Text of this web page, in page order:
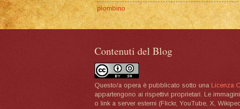
piombino
Contenuti del Blog
Questo/a opera è pubblicato sotto una Licenza
appartengono ai rispettivi proprietari. Le
o link a server esterni (Flickr, YouTube, X,